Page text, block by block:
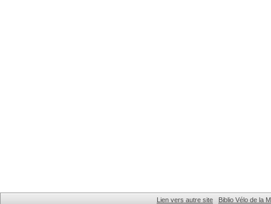
Lien vers autre site Biblio Vélo de la